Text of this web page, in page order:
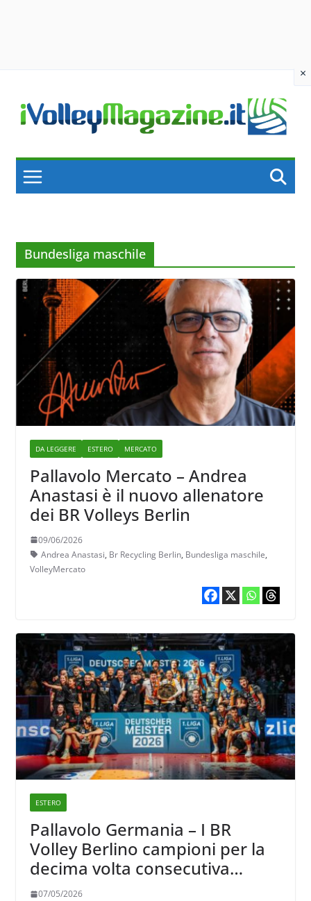
×
content
Bundesliga maschile
DA LEGGERE ESTERO MERCATO
Pallavolo Mercato – Andrea
Anastasi è il nuovo allenatore
dei BR Volleys Berlin
09/06/2026
Andrea Anastasi, Br Recycling Berlin, Bundesliga maschile,
VolleyMercato
ESTERO
Pallavolo Germania – I BR
Volley Berlino campioni per la
decima volta consecutiva
(Ruben Schott 9 titoli)
07/05/2026